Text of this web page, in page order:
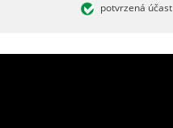
potvrzená účast